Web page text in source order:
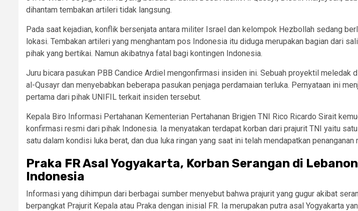
dihantam tembakan artileri tidak langsung.
Pada saat kejadian, konflik bersenjata antara militer Israel dan kelompok Hezbollah sedang
lokasi. Tembakan artileri yang menghantam pos Indonesia itu diduga merupakan bagian dari
pihak yang bertikai. Namun akibatnya fatal bagi kontingen Indonesia.
Juru bicara pasukan PBB Candice Ardiel mengonfirmasi insiden ini. Sebuah proyektil meledak
al-Qusayr dan menyebabkan beberapa pasukan penjaga perdamaian terluka. Pernyataan ini
pertama dari pihak UNIFIL terkait insiden tersebut.
Kepala Biro Informasi Pertahanan Kementerian Pertahanan Brigjen TNI Rico Ricardo Sirait
konfirmasi resmi dari pihak Indonesia. Ia menyatakan terdapat korban dari prajurit TNI yaitu
satu dalam kondisi luka berat, dan dua luka ringan yang saat ini telah mendapatkan penanganan
Praka FR Asal Yogyakarta, Korban Serangan di
Indonesia
Informasi yang dihimpun dari berbagai sumber menyebut bahwa prajurit yang gugur akibat
berpangkat Prajurit Kepala atau Praka dengan inisial FR. Ia merupakan putra asal Yogyakarta